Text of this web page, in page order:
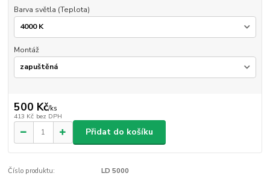
Barva světla (Teplota)
Montáž
500 Kč/ks
413 Kč bez DPH
Přidat do košíku
Číslo produktu: LD 5000